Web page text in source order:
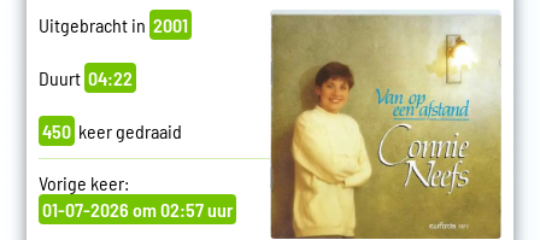
Uitgebracht in 2001
Duurt 04:22
450 keer gedraaid
Vorige keer:
01-07-2026 om 02:57 uur